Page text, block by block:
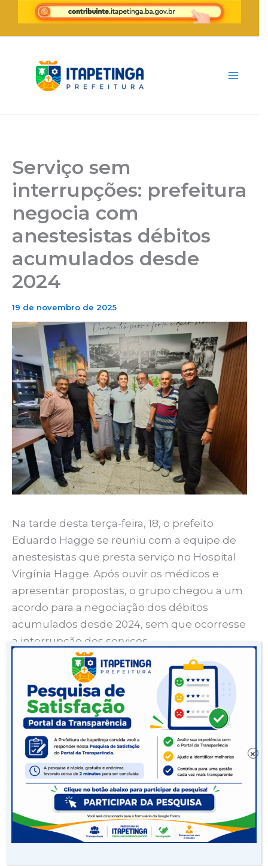
para
conteúdo
Serviço sem
interrupções: prefeitura
negocia com
anestesistas débitos
acumulados desde
2024
19 de novembro de 2025
Na tarde desta terça-feira, 18, o prefeito
Eduardo Hagge se reuniu com a equipe de
anestesistas que presta serviço no Hospital
Virgínia Hagge. Após ouvir os médicos e
apresentar propostas, o grupo chegou a um
acordo para a negociação dos débitos
acumulados desde 2024, sem que ocorresse
a interrupção dos serviços.
Durante todo ano, Itapetinga tem registrado
avanços na saúde, graças a uma gestão que
tem priorizado o atendimento humanizado e
criterioso. A saúde municipal tem sido
prioridade. Uma prova disso é que, em 2025,
até o momento, o repasse para a área foi de
20,55% do orçamento, valor superior aos 15%
determinados por lei.
“A gente tem investido em saúde pública.
Trouxemos novas especialidades, como o
×